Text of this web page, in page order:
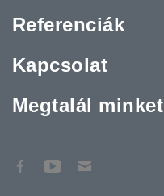
Referenciák
Kapcsolat
Megtalál minket